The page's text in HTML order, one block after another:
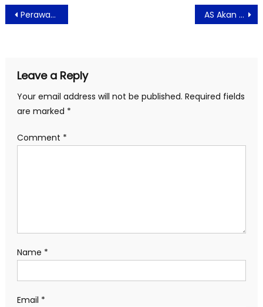
Post
navigation
Perawatan Kecantikan Kulit Praktis Jadi Trend Masa Kini AS Akan Luncurkan Vaksin Covid-19 untuk Bayi
Leave a Reply
Your email address will not be published. Required fields
are marked *
Comment *
Name *
Email *